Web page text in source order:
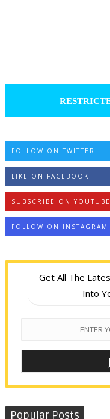
FOLLOW ON TWITTER
LIKE ON FACEBOOK
SUBSCRIBE ON YOUTUBE
FOLLOW ON INSTAGRAM
Get All The
Into
Popular Posts